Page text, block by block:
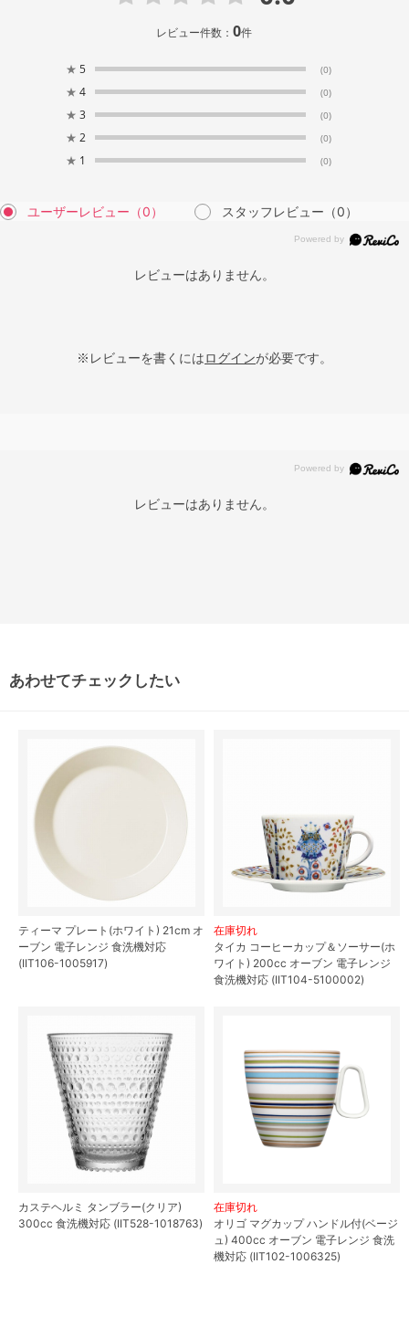
レビュー件数：0件
★ 5 (0)
★ 4 (0)
★ 3 (0)
★ 2 (0)
★ 1 (0)
ユーザーレビュー （0） スタッフレビュー （0）
レビューはありません。
※レビューを書くにはログインが必要です。
レビューはありません。
あわせてチェックしたい
ティーマ プレート(ホワイト) 21cm オ
ーブン 電子レンジ 食洗機対応
(IIT106-1005917)
在庫切れ
タイカ コーヒーカップ＆ソーサー(ホ
ワイト) 200cc オーブン 電子レンジ
食洗機対応 (IIT104-5100002)
カステヘルミ タンブラー(クリア)
300cc 食洗機対応 (IIT528-1018763)
在庫切れ
オリゴ マグカップ ハンドル付(ベージ
ュ) 400cc オーブン 電子レンジ 食洗
機対応 (IIT102-1006325)